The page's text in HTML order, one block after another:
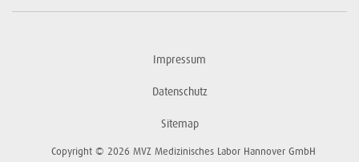
Impressum
Datenschutz
Sitemap
Copyright © 2026 MVZ Medizinisches Labor Hannover GmbH